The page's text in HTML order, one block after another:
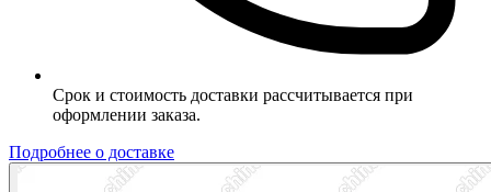
Срок и стоимость доставки рассчитывается при
оформлении заказа.
Подробнее о доставке